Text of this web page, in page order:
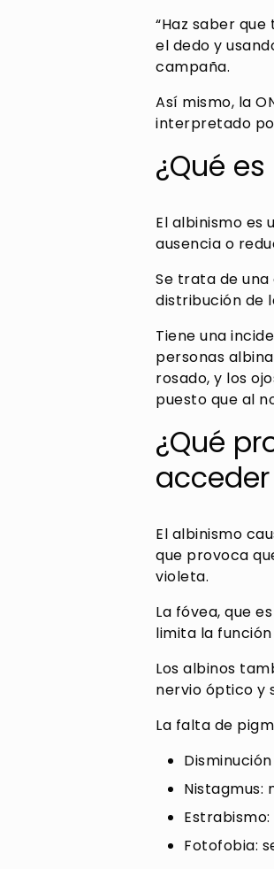
“Haz saber
el dedo y
campaña.
Así mismo, la
interpretado
¿Qué
El albinismo
ausencia o
Se trata de
distribución de
Tiene una
personas
rosado, y los
puesto que al
¿Qué
El albinismo
que provoca
violeta.
La fóvea, que
limita la función
Los albinos
nervio óptico y
La falta de
Nistagmus:
Fotofobia: